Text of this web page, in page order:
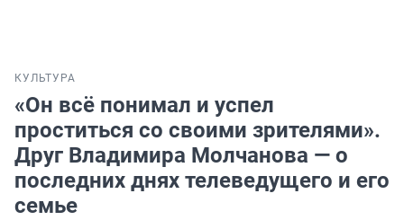
КУЛЬТУРА
«Он всё понимал и успел
проститься со своими зрителями».
Друг Владимира Молчанова — о
последних днях телеведущего и его
семье